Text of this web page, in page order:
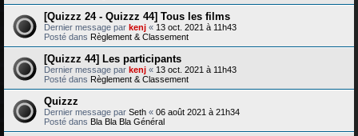
[Quizzz 24 - Quizzz 44] Tous les films
Dernier message par kenj « 13 oct. 2021 à 11h43
Posté dans Règlement & Classement
[Quizzz 44] Les participants
Dernier message par kenj « 13 oct. 2021 à 11h43
Posté dans Règlement & Classement
Quizzz
Dernier message par Seth « 06 août 2021 à 21h34
Posté dans Bla Bla Bla Général